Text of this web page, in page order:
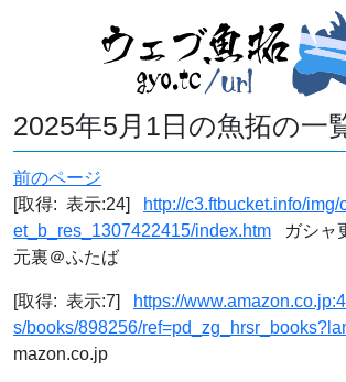
2025年5月1日の魚拓の一
前のページ
[取得: 表示:24]
http://c3.ftbucket.info/
et_b_res_1307422415/index.htm ガシャ
元裏＠ふたば
[取得: 表示:7]
https://
s/books/898256/
mazon.co.jp